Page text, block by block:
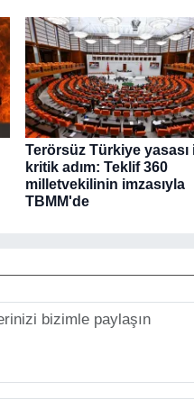
Terörsüz Türkiye yasası
kritik adım: Teklif 360
milletvekilinin imzasıyla
TBMM'de